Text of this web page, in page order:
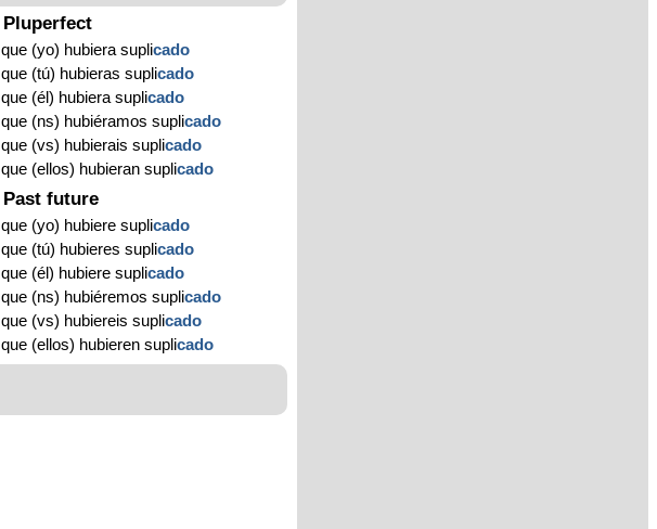
Pluperfect
que (yo) hubiera suplicado
que (tú) hubieras suplicado
que (él) hubiera suplicado
que (ns) hubiéramos suplicado
que (vs) hubierais suplicado
que (ellos) hubieran suplicado
Past future
que (yo) hubiere suplicado
que (tú) hubieres suplicado
que (él) hubiere suplicado
que (ns) hubiéremos suplicado
que (vs) hubiereis suplicado
que (ellos) hubieren suplicado